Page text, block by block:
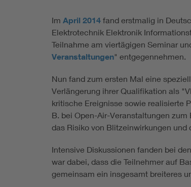
Im April 2014 fand erstmalig in
Elektrotechnik Elektronik
Teilnahme am viertägigen Seminar
Veranstaltungen" entgegennehmen.
Nun fand zum ersten Mal eine
Verlängerung ihrer Qualifikation als
kritische Ereignisse sowie realisierte
B. bei Open-Air-Veranstaltungen
das Risiko von Blitzeinwirkungen
Intensive Diskussionen fanden bei
war dabei, dass die Teilnehmer auf
gemeinsam ein insgesamt breiteres